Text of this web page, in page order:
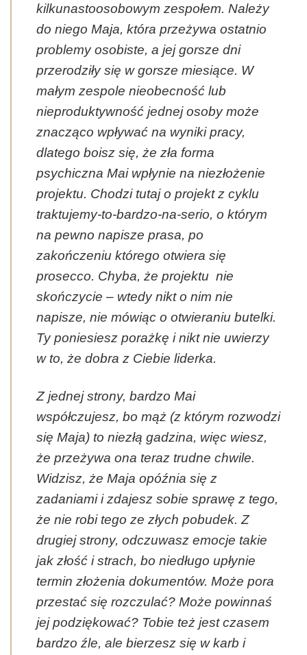
kilkunastoosobowym zespołem. Należy
do niego Maja, która przeżywa ostatnio
problemy osobiste, a jej gorsze dni
przerodziły się w gorsze miesiące. W
małym zespole nieobecność lub
nieproduktywność jednej osoby może
znacząco wpływać na wyniki pracy,
dlatego boisz się, że zła forma
psychiczna Mai wpłynie na niezłożenie
projektu. Chodzi tutaj o projekt z cyklu
traktujemy-to-bardzo-na-serio, o którym
na pewno napisze prasa, po
zakończeniu którego otwiera się
prosecco. Chyba, że projektu nie
skończycie – wtedy nikt o nim nie
napisze, nie mówiąc o otwieraniu butelki.
Ty poniesiesz porażkę i nikt nie uwierzy
w to, że dobra z Ciebie liderka.
Z jednej strony, bardzo Mai
współczujesz, bo mąż (z którym rozwodzi
się Maja) to niezłą gadzina, więc wiesz,
że przeżywa ona teraz trudne chwile.
Widzisz, że Maja opóźnia się z
zadaniami i zdajesz sobie sprawę z tego,
że nie robi tego ze złych pobudek. Z
drugiej strony, odczuwasz emocje takie
jak złość i strach, bo niedługo upłynie
termin złożenia dokumentów. Może pora
przestać się rozczulać? Może powinnaś
jej podziękować? Tobie też jest czasem
bardzo źle, ale bierzesz się w karb i